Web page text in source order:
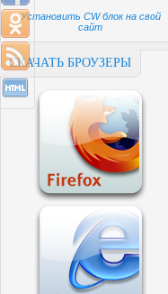
Установить CW блок на свой
сайт
СКАЧАТЬ БРОУЗЕРЫ